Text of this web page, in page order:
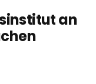
an